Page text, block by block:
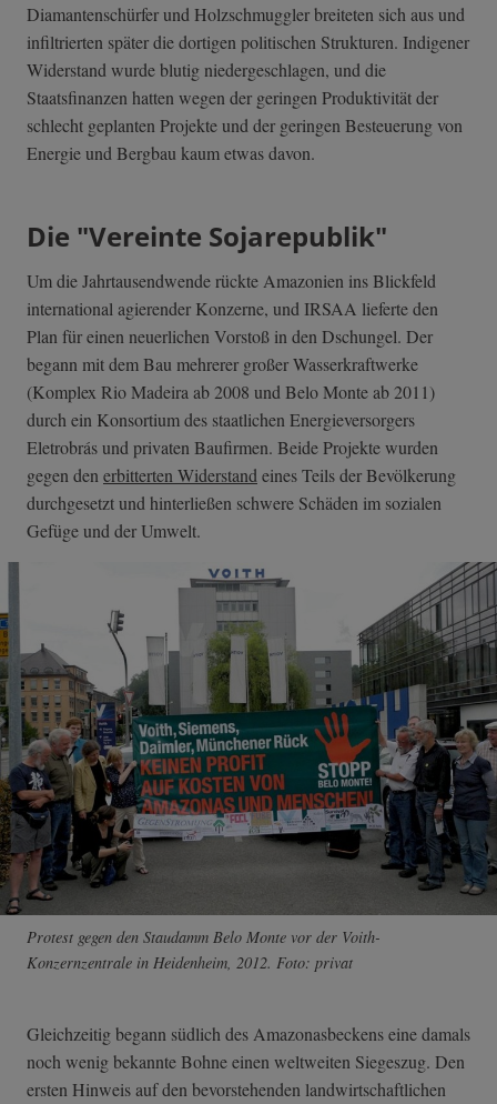
Diamantenschürfer und Holzschmuggler breiteten sich aus und
infiltrierten später die dortigen politischen Strukturen. Indigener
Widerstand wurde blutig niedergeschlagen, und die
Staatsfinanzen hatten wegen der geringen Produktivität der
schlecht geplanten Projekte und der geringen Besteuerung von
Energie und Bergbau kaum etwas davon.
Die "Vereinte Sojarepublik"
Um die Jahrtausendwende rückte Amazonien ins Blickfeld
international agierender Konzerne, und IRSAA lieferte den
Plan für einen neuerlichen Vorstoß in den Dschungel. Der
begann mit dem Bau mehrerer großer Wasserkraftwerke
(Komplex Rio Madeira ab 2008 und Belo Monte ab 2011)
durch ein Konsortium des staatlichen Energieversorgers
Eletrobrás und privaten Baufirmen. Beide Projekte wurden
gegen denerbitterten Widerstandeines Teils der Bevölkerung
durchgesetzt und hinterließen schwere Schäden im sozialen
Gefüge und der Umwelt.
Protest gegen den Staudamm Belo Monte vor der Voith-
Konzernzentrale in Heidenheim, 2012. Foto: privat
Gleichzeitig begann südlich des Amazonasbeckens eine damals
noch wenig bekannte Bohne einen weltweiten Siegeszug. Den
ersten Hinweis auf den bevorstehenden landwirtschaftlichen